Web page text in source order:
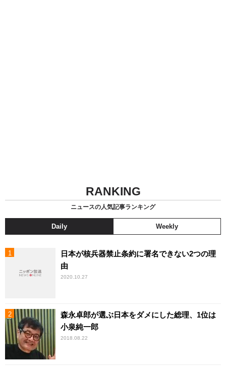
RANKING
ニュースの人気記事ランキング
Daily Weekly
日本が核兵器禁止条約に署名できない2つの理
由
2020.10.27
森永卓郎が選ぶ日本をダメにした総理、1位は
小泉純一郎
2018.08.22